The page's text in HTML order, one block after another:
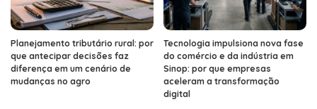
Planejamento tributário rural: por
que antecipar decisões faz
diferença em um cenário de
mudanças no agro
Tecnologia impulsiona nova fase
do comércio e da indústria em
Sinop: por que empresas
aceleram a transformação
digital